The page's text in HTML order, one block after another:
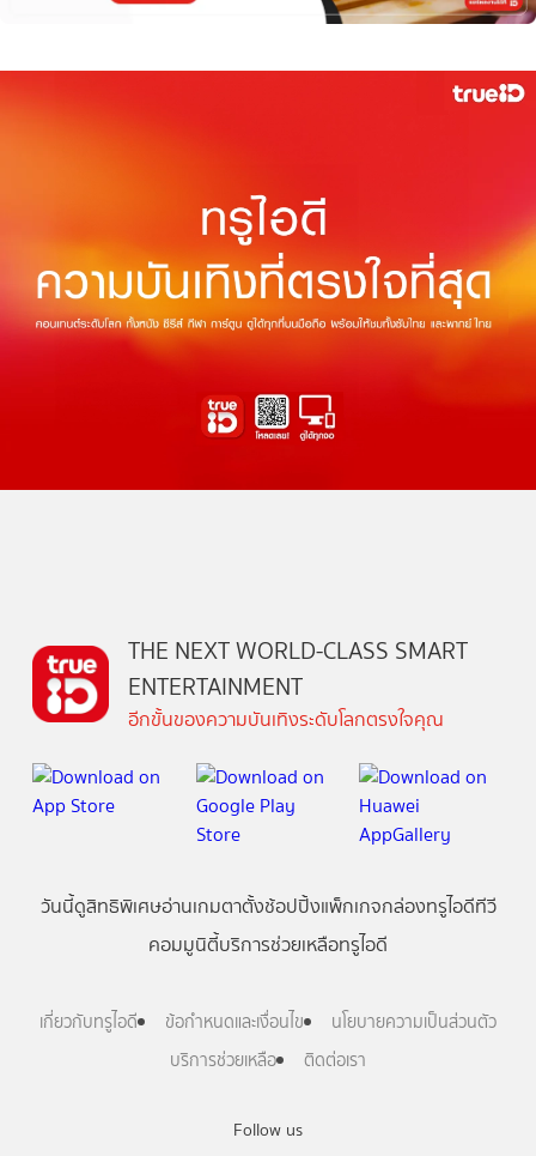
Follow us
THE NEXT WORLD-CLASS SMART
ENTERTAINMENT
อีกขั้นของความบันเทิงระดับโลกตรงใจคุณ
วันนี้ดูสิทธิพิเศษอ่านเกมตาตั้งช้อปปิ้งแพ็กเกจกล่องทรูไอดีทีวี
คอมมูนิตี้บริการช่วยเหลือทรูไอดี
เกี่ยวกับทรูไอดี ข้อกำหนดและเงื่อนไข
นโยบายความเป็นส่วนตัว
บริการช่วยเหลือ
ติดต่อเรา